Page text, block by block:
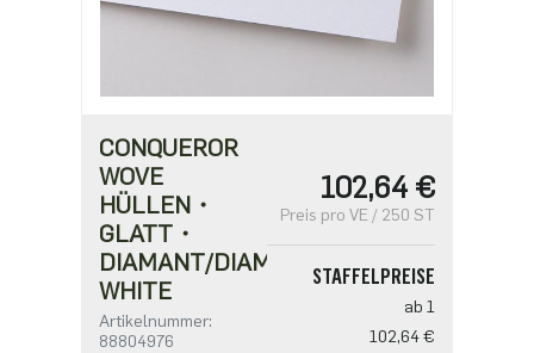
CONQUEROR
WOVE
HÜLLEN・
GLATT・
DIAMANT/DIAMOND
WHITE
Artikelnummer:
88804976
102,64 €
Preis pro VE / 250 ST
STAFFELPREISE
ab 1
102,64 €